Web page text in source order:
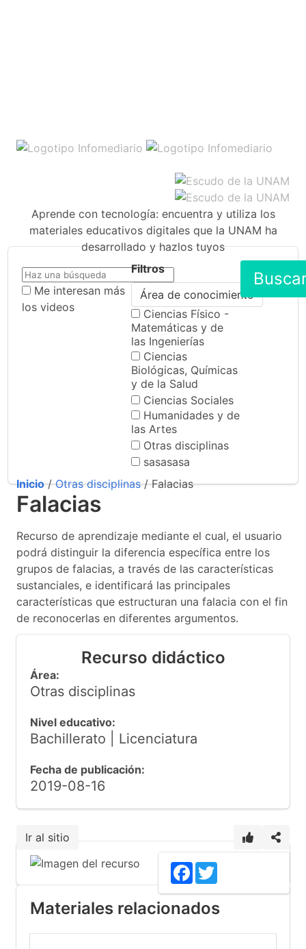
Aprende con tecnología: encuentra y utiliza los
materiales educativos digitales que la UNAM ha
desarrollado y hazlos tuyos
Me interesan más
los videos
Filtros
Área de conocimiento
Ciencias Físico -
Matemáticas y de
las Ingenierías
Ciencias
Biológicas, Químicas
y de la Salud
Ciencias Sociales
Humanidades y de
las Artes
Otras disciplinas
sasasasa
Inicio/Otras disciplinas/ Falacias
Falacias
Recurso de aprendizaje mediante el cual, el usuario
podrá distinguir la diferencia específica entre los
grupos de falacias, a través de las características
sustanciales, e identificará las principales
características que estructuran una falacia con el fin
de reconocerlas en diferentes argumentos.
Recurso didáctico
Área:
Otras disciplinas
Nivel educativo:
Bachillerato | Licenciatura
Fecha de publicación:
2019-08-16
Ir al sitio
Facebook
Materiales relacionados